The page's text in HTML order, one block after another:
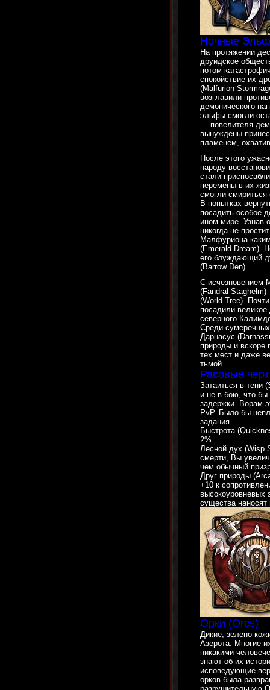
Ночные
На протяжении
друидское
потом
спокойствие их
(Malfurion
возглавили
демонического
эльфы смогли
— повелителя
вынуждены
пламенем,
После этого
народу
стали
перемены в их
смогли
В попытках
посадить особое
ином мире. Узнав
никогда не
Малфуриона
(Emerald Dream).
его блуждающий
(Barrow Den).
С исчезновением
(Fandral
(World Tree).
посадили
северного
Среди
Дарнасус
природы и вскоре
тех мест и даже
тьмой.
Расовые
Затаиться в тени
и не в бою, что бы
задержки. Ворам
PvP. Было бы
задания.
Быстрота
2%.
Лесной дух (Wisp
смерти, Вы
чем обычный
Друг природы
+10 к
высокоуровневых
существа наносят
Орки (Orcs)
Дикие, зелено-
Азерота. Многие
никакими
знают об их
исповедующие
орков была